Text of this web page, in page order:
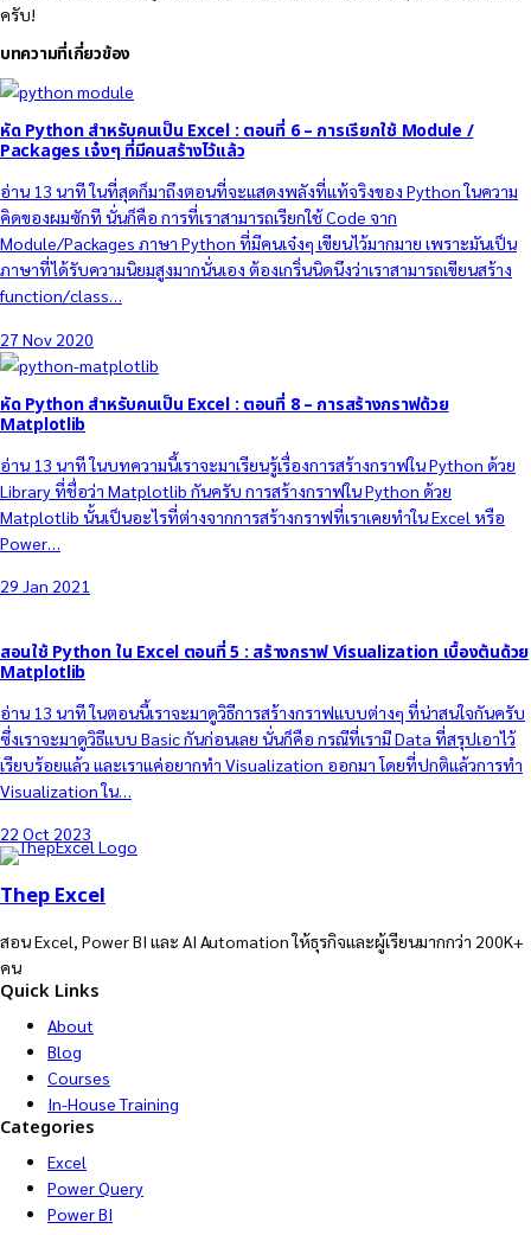
ครับ!
บทความที่เกี่ยวข้อง
หัด Python สำหรับคนเป็น Excel : ตอนที่ 6 – การเรียกใช้ Module /
Packages เจ๋งๆ ที่มีคนสร้างไว้แล้ว
อ่าน 13 นาที ในที่สุดก็มาถึงตอนที่จะแสดงพลังที่แท้จริงของ Python ในความ
คิดของผมซักที นั่นก็คือ การที่เราสามารถเรียกใช้ Code จาก
Module/Packages ภาษา Python ที่มีคนเจ๋งๆ เขียนไว้มากมาย เพราะมันเป็น
ภาษาที่ได้รับความนิยมสูงมากนั่นเอง ต้องเกริ่นนิดนึงว่าเราสามารถเขียนสร้าง
function/class…
27 Nov 2020
หัด Python สำหรับคนเป็น Excel : ตอนที่ 8 – การสร้างกราฟด้วย
Matplotlib
อ่าน 13 นาที ในบทความนี้เราจะมาเรียนรู้เรื่องการสร้างกราฟใน Python ด้วย
Library ที่ชื่อว่า Matplotlib กันครับ การสร้างกราฟใน Python ด้วย
Matplotlib นั้นเป็นอะไรที่ต่างจากการสร้างกราฟที่เราเคยทำใน Excel หรือ
Power…
29 Jan 2021
สอนใช้ Python ใน Excel ตอนที่ 5 : สร้างกราฟ Visualization เบื้องต้นด้วย
Matplotlib
อ่าน 13 นาที ในตอนนี้เราจะมาดูวิธีการสร้างกราฟแบบต่างๆ ที่น่าสนใจกันครับ
ซึ่งเราจะมาดูวิธีแบบ Basic กันก่อนเลย นั่นก็คือ กรณีที่เรามี Data ที่สรุปเอาไว้
เรียบร้อยแล้ว และเราแค่อยากทำ Visualization ออกมา โดยที่ปกติแล้วการทำ
Visualization ใน…
22 Oct 2023
Thep Excel
สอน Excel, Power BI และ AI Automation ให้ธุรกิจและผู้เรียนมากกว่า 200K+
คน
Quick Links
About
Blog
Courses
In-House Training
Categories
Excel
Power Query
Power BI